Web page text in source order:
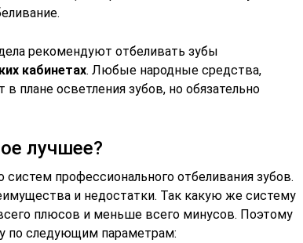
рекомендуют отбеливать зубы
кабинетах. Любые народные средства,
плане осветления зубов, но обязательно
лучшее?
систем профессионального отбеливания зубов.
и недостатки. Так какую же систему
плюсов и меньше всего минусов. Поэтому
по следующим параметрам: